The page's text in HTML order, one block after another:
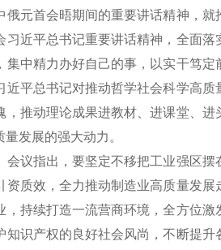
首会晤期间的重要讲话精神，就
近平总书记重要讲话精神，全面
中精力办好自己的事，以实干笃
平总书记对推动哲学社会科学高
推动理论成果进教材、进课堂、
发展的强大动力。
指出，要坚定不移把工业强区摆
质效，全力推动制造业高质量发
持续打造一流营商环境，全方位
识产权的良好社会风尚，不断提